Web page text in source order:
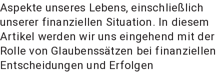
Aspekte unseres Lebens, einschließlich
unserer finanziellen Situation. In diesem
Artikel werden wir uns eingehend mit der
Rolle von Glaubenssätzen bei finanziellen
Entscheidungen und Erfolgen